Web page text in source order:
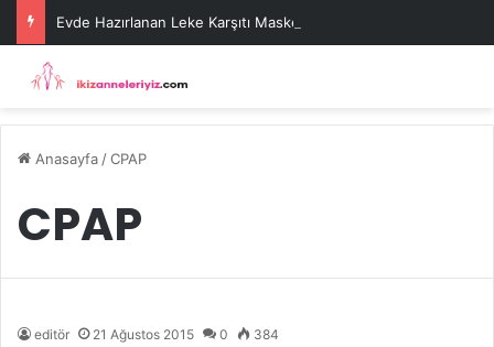
Evde Hazırlanan Leke Karşıtı Maske Tarifleri
Anasayfa /CPAP
CPAP
editör 21 Ağustos 2015 0 384